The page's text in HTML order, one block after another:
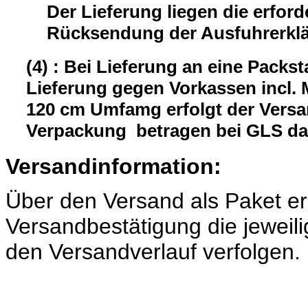
Der Lieferung liegen die
Rücksendung der
(4) : Bei Lieferung an eine
Lieferung gegen Vorkassen incl.
120 cm Umfamg erfolgt der
Verpackung betragen bei GLS
Versandinformation:
Über den Versand als Paket
Versandbestätigung die
den Versandverlauf verfolgen.